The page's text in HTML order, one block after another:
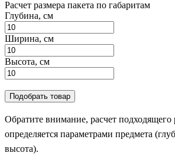
Расчет размера пакета по габаритам
Глубина, см
Ширина, см
Высота, см
Подобрать товар
Обратите внимание, расчет подходящего
определяется параметрами предмета
высота).